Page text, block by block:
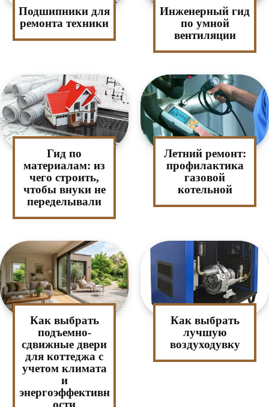
Подшипники для
ремонта техники
Инженерный гид
по умной
вентиляции
Гид по
материалам: из
чего строить,
чтобы внуки не
переделывали
Летний ремонт:
профилактика
газовой
котельной
Как выбрать
подъемно-
сдвижные двери
для коттеджа с
учетом климата
и
энергоэффективн
ости
Как выбрать
лучшую
воздуходувку